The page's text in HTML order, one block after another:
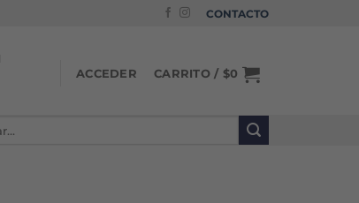
CONTACTO
ACCEDER CARRITO / $0